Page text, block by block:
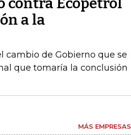
a la
de Gobierno que se
que tomaría la conclusión
MÁS EMPRESAS